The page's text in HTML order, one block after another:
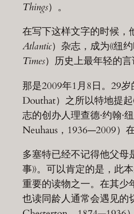
Things）。
在写下这样文字的时候，
Atlantic）杂志，成为《纽约
Times）历史上最年轻的言
那是2009年1月8日。29岁
Douthat）之所以特地提起
志的创办人理查德·约翰·
Neuhaus，1936—2009）
多塞特已经不记得他父母
事》。可以肯定的是，此
重要的读物之一。在其少
也读同龄人通常会遇见的